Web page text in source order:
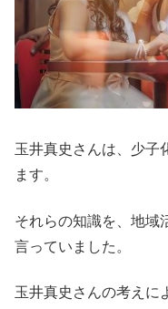
玉井真史さんは、少子
ます。
それらの知識を、地域
言っていました。
玉井真史さんの考えに